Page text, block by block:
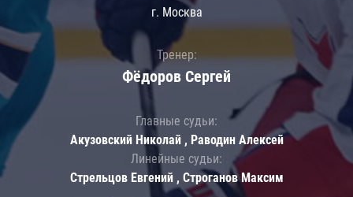
г. Москва
Тренер:
Фёдоров Сергей
Главные судьи:
Акузовский Николай , Раводин Алексей
Линейные судьи:
Стрельцов Евгений , Строганов Максим